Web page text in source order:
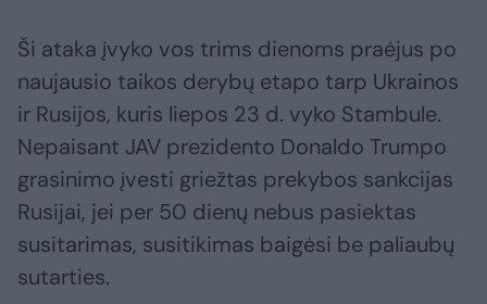
Ši ataka įvyko vos trims dienoms praėjus po
naujausio taikos derybų etapo tarp Ukrainos
ir Rusijos, kuris liepos 23 d. vyko Stambule.
Nepaisant JAV prezidento Donaldo Trumpo
grasinimo įvesti griežtas prekybos sankcijas
Rusijai, jei per 50 dienų nebus pasiektas
susitarimas, susitikimas baigėsi be paliaubų
sutarties.